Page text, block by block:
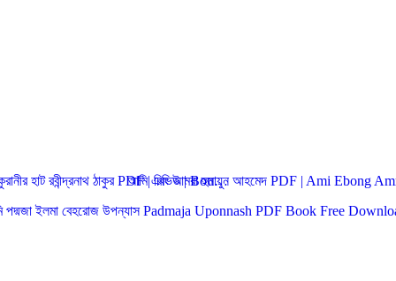
হাট রবীন্দ্রনাথ ঠাকুর PDF | রিভিউ | Bou…
আমি এবং আমরা হুমায়ুন আহমেদ PDF | Ami Ebong